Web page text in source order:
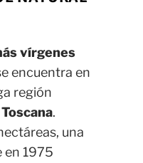
vírgenes
encuentra en
región
.
una
en 1975